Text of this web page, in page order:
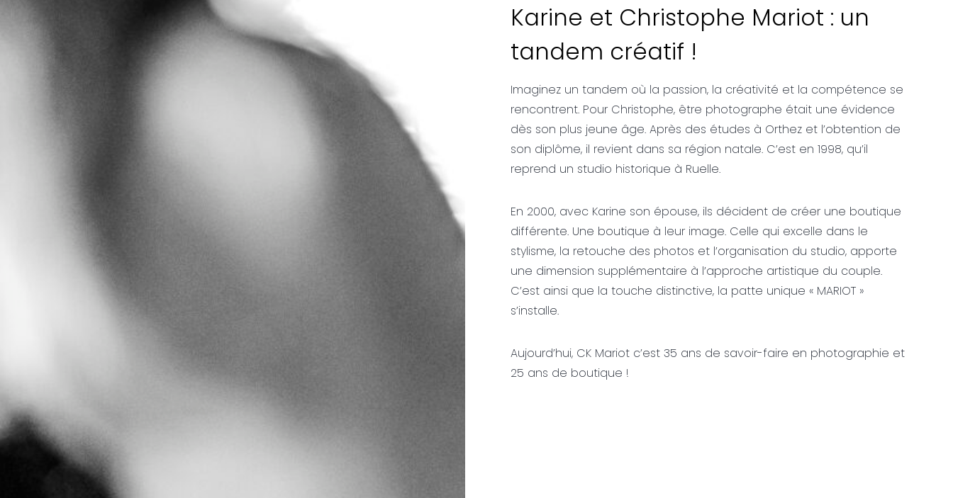
Karine et Christophe Mariot : un
tandem créatif !
Imaginez un tandem où la passion, la créativité et la compétence se
rencontrent. Pour Christophe, être photographe était une évidence
dès son plus jeune âge. Après des études à Orthez et l’obtention de
son diplôme, il revient dans sa région natale. C’est en 1998, qu’il
reprend un studio historique à Ruelle.
En 2000, avec Karine son épouse, ils décident de créer une boutique
différente. Une boutique à leur image. Celle qui excelle dans le
stylisme, la retouche des photos et l’organisation du studio, apporte
une dimension supplémentaire à l’approche artistique du couple.
C’est ainsi que la touche distinctive, la patte unique « MARIOT »
s’installe.
Aujourd’hui, CK Mariot c’est 35 ans de savoir-faire en photographie et
25 ans de boutique !